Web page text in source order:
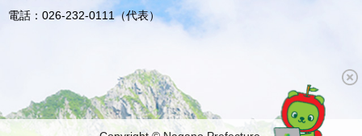
電話：026-232-0111（代表）